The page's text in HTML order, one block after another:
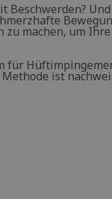
Beschwerden?
machen, um
für
ist